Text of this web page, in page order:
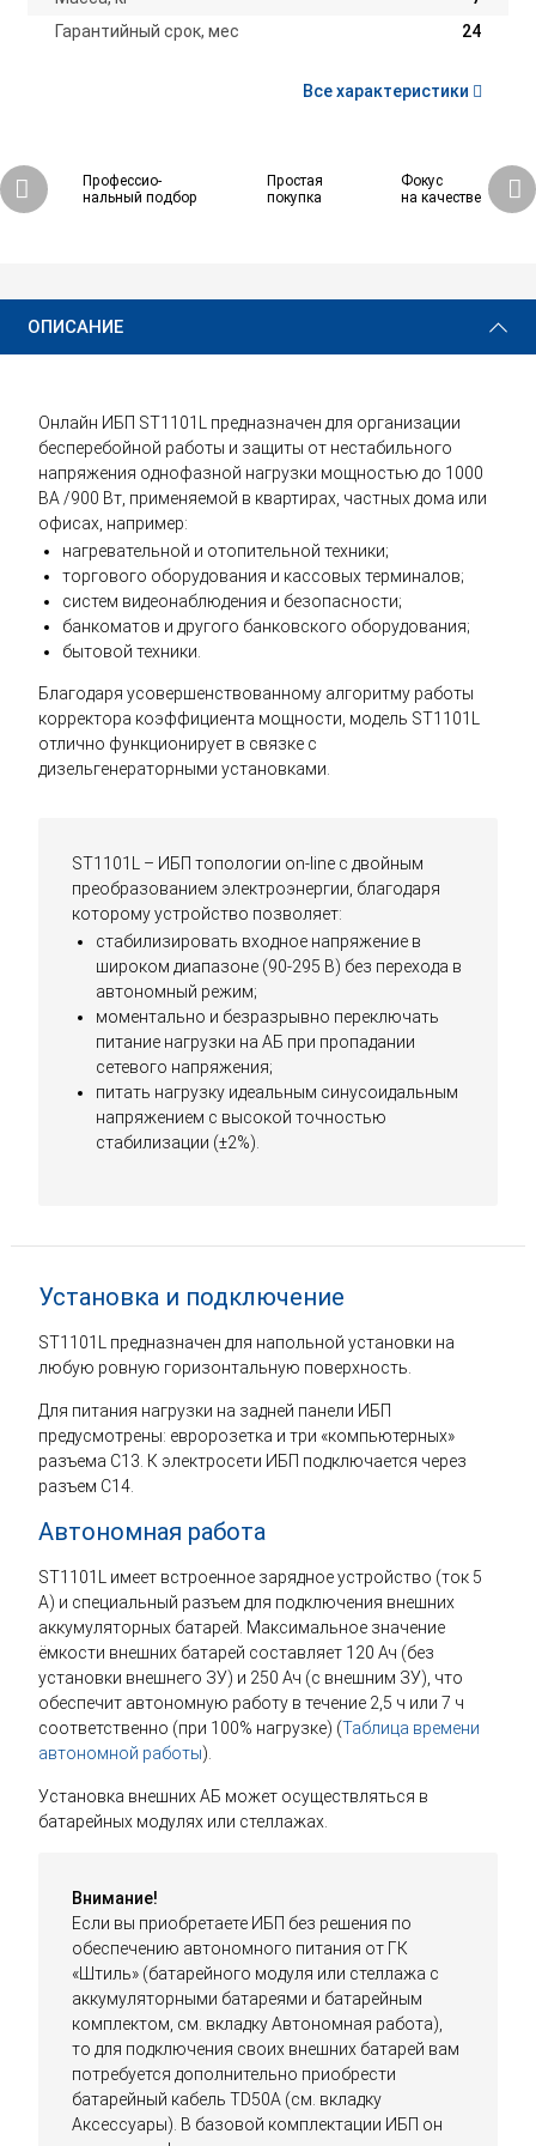
Гарантийный срок, мес
24
Все характеристики
Профессио-
нальный подбор
Простая
покупка
Фокус
на качестве
31 590 ₽ Купить
ОПИСАНИЕ
Онлайн ИБП ST1101L предназначен для организации
бесперебойной работы и защиты от нестабильного
напряжения однофазной нагрузки мощностью до 1000
ВА /900 Вт, применяемой в квартирах, частных дома или
офисах, например:
нагревательной и отопительной техники;
торгового оборудования и кассовых терминалов;
систем видеонаблюдения и безопасности;
банкоматов и другого банковского оборудования;
бытовой техники.
Благодаря усовершенствованному алгоритму работы
корректора коэффициента мощности, модель ST1101L
отлично функционирует в связке с
дизельгенераторными установками.
ST1101L – ИБП топологии on-line с двойным
преобразованием электроэнергии, благодаря
которому устройство позволяет:
стабилизировать входное напряжение в
широком диапазоне (90-295 В) без перехода в
автономный режим;
моментально и безразрывно переключать
питание нагрузки на АБ при пропадании
сетевого напряжения;
питать нагрузку идеальным синусоидальным
напряжением с высокой точностью
стабилизации (±2%).
Установка и подключение
ST1101L предназначен для напольной установки на
любую ровную горизонтальную поверхность.
Для питания нагрузки на задней панели ИБП
предусмотрены: евророзетка и три «компьютерных»
разъема C13. К электросети ИБП подключается через
разъем С14.
Автономная работа
ST1101L имеет встроенное зарядное устройство (ток 5
А) и специальный разъем для подключения внешних
аккумуляторных батарей. Максимальное значение
ёмкости внешних батарей составляет 120 Ач (без
установки внешнего ЗУ) и 250 Ач (с внешним ЗУ), что
обеспечит автономную работу в течение 2,5 ч или 7 ч
соответственно (при 100% нагрузке) (Таблица времени
автономной работы).
Установка внешних АБ может осуществляться в
батарейных модулях или стеллажах.
Внимание!
Если вы приобретаете ИБП без решения по
обеспечению автономного питания от ГК
«Штиль» (батарейного модуля или стеллажа с
аккумуляторными батареями и батарейным
комплектом, см. вкладку Автономная работа),
то для подключения своих внешних батарей вам
потребуется дополнительно приобрести
батарейный кабель TD50A (см. вкладку
Аксессуары). В базовой комплектации ИБП он